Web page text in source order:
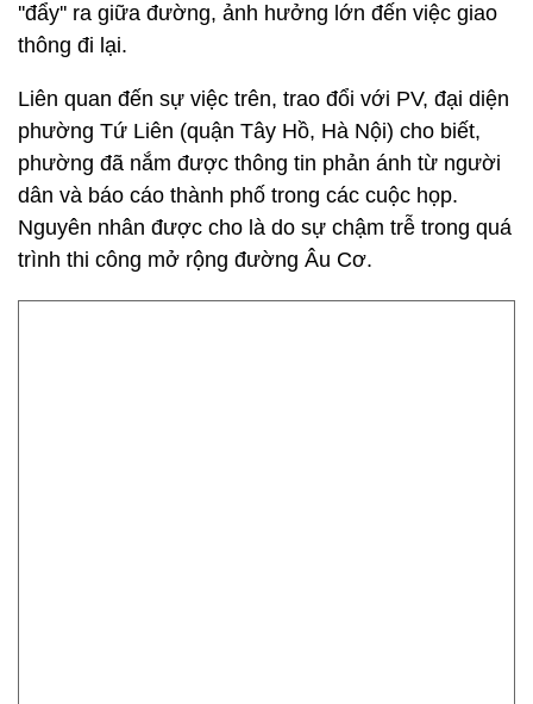
''đẩy'' ra giữa đường, ảnh hưởng lớn đến việc giao
thông đi lại.
Liên quan đến sự việc trên, trao đổi với PV, đại diện
phường Tứ Liên (quận Tây Hồ, Hà Nội) cho biết,
phường đã nắm được thông tin phản ánh từ người
dân và báo cáo thành phố trong các cuộc họp.
Nguyên nhân được cho là do sự chậm trễ trong quá
trình thi công mở rộng đường Âu Cơ.